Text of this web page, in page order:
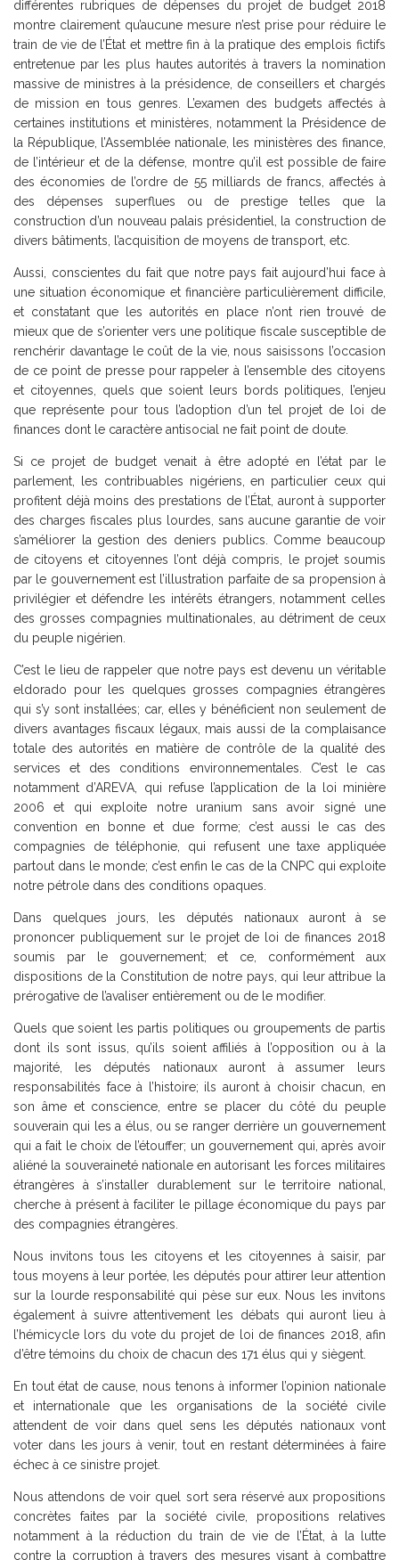
différentes rubriques de dépenses du projet de budget 2018
montre clairement qu’aucune mesure n’est prise pour réduire le
train de vie de l’État et mettre fin à la pratique des emplois fictifs
entretenue par les plus hautes autorités à travers la nomination
massive de ministres à la présidence, de conseillers et chargés
de mission en tous genres. L’examen des budgets affectés à
certaines institutions et ministères, notamment la Présidence de
la République, l’Assemblée nationale, les ministères des finance,
de l’intérieur et de la défense, montre qu’il est possible de faire
des économies de l’ordre de 55 milliards de francs, affectés à
des dépenses superflues ou de prestige telles que la
construction d’un nouveau palais présidentiel, la construction de
divers bâtiments, l’acquisition de moyens de transport, etc.
Aussi, conscientes du fait que notre pays fait aujourd’hui face à
une situation économique et financière particulièrement difficile,
et constatant que les autorités en place n’ont rien trouvé de
mieux que de s’orienter vers une politique fiscale susceptible de
renchérir davantage le coût de la vie, nous saisissons l’occasion
de ce point de presse pour rappeler à l’ensemble des citoyens
et citoyennes, quels que soient leurs bords politiques, l’enjeu
que représente pour tous l’adoption d’un tel projet de loi de
finances dont le caractère antisocial ne fait point de doute.
Si ce projet de budget venait à être adopté en l’état par le
parlement, les contribuables nigériens, en particulier ceux qui
profitent déjà moins des prestations de l’État, auront à supporter
des charges fiscales plus lourdes, sans aucune garantie de voir
s’améliorer la gestion des deniers publics. Comme beaucoup
de citoyens et citoyennes l’ont déjà compris, le projet soumis
par le gouvernement est l’illustration parfaite de sa propension à
privilégier et défendre les intérêts étrangers, notamment celles
des grosses compagnies multinationales, au détriment de ceux
du peuple nigérien.
C’est le lieu de rappeler que notre pays est devenu un véritable
eldorado pour les quelques grosses compagnies étrangères
qui s’y sont installées; car, elles y bénéficient non seulement de
divers avantages fiscaux légaux, mais aussi de la complaisance
totale des autorités en matière de contrôle de la qualité des
services et des conditions environnementales. C’est le cas
notamment d’AREVA, qui refuse l’application de la loi minière
2006 et qui exploite notre uranium sans avoir signé une
convention en bonne et due forme; c’est aussi le cas des
compagnies de téléphonie, qui refusent une taxe appliquée
partout dans le monde; c’est enfin le cas de la CNPC qui exploite
notre pétrole dans des conditions opaques.
Dans quelques jours, les députés nationaux auront à se
prononcer publiquement sur le projet de loi de finances 2018
soumis par le gouvernement; et ce, conformément aux
dispositions de la Constitution de notre pays, qui leur attribue la
prérogative de l’avaliser entièrement ou de le modifier.
Quels que soient les partis politiques ou groupements de partis
dont ils sont issus, qu’ils soient affiliés à l’opposition ou à la
majorité, les députés nationaux auront à assumer leurs
responsabilités face à l’histoire; ils auront à choisir chacun, en
son âme et conscience, entre se placer du côté du peuple
souverain qui les a élus, ou se ranger derrière un gouvernement
qui a fait le choix de l’étouffer; un gouvernement qui, après avoir
aliéné la souveraineté nationale en autorisant les forces militaires
étrangères à s’installer durablement sur le territoire national,
cherche à présent à faciliter le pillage économique du pays par
des compagnies étrangères.
Nous invitons tous les citoyens et les citoyennes à saisir, par
tous moyens à leur portée, les députés pour attirer leur attention
sur la lourde responsabilité qui pèse sur eux. Nous les invitons
également à suivre attentivement les débats qui auront lieu à
l’hémicycle lors du vote du projet de loi de finances 2018, afin
d’être témoins du choix de chacun des 171 élus qui y siègent.
En tout état de cause, nous tenons à informer l’opinion nationale
et internationale que les organisations de la société civile
attendent de voir dans quel sens les députés nationaux vont
voter dans les jours à venir, tout en restant déterminées à faire
échec à ce sinistre projet.
Nous attendons de voir quel sort sera réservé aux propositions
concrètes faites par la société civile, propositions relatives
notamment à la réduction du train de vie de l’État, à la lutte
contre la corruption à travers des mesures visant à combattre